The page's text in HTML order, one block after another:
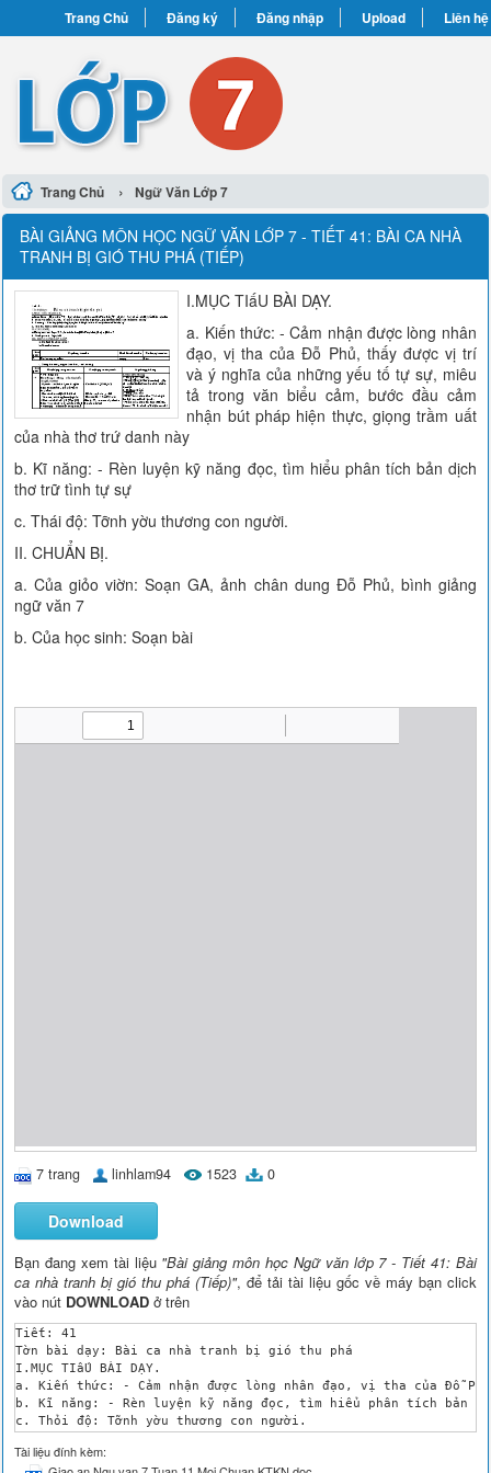
Trang Chủ Đăng ký Đăng nhập Upload Liên hệ
Trang Chủ › Ngữ Văn Lớp 7
BÀI GIẢNG MÔN HỌC NGỮ VĂN LỚP 7 - TIẾT 41: BÀI CA NHÀ
TRANH BỊ GIÓ THU PHÁ (TIẾP)
I.MỤC TIấU BÀI DẠY.
a. Kiến thức: - Cảm nhận được lòng nhân
đạo, vị tha của Đỗ Phủ, thấy được vị trí
và ý nghĩa của những yếu tố tự sự, miêu
tả trong văn biểu cảm, bước đầu cảm
nhận bút pháp hiện thực, giọng trầm uất
của nhà thơ trứ danh này
b. Kĩ năng: - Rèn luyện kỹ năng đọc, tìm hiểu phân tích bản dịch
thơ trữ tình tự sự
c. Thái độ: Tỡnh yờu thương con người.
II. CHUẨN BỊ.
a. Của giỏo viờn: Soạn GA, ảnh chân dung Đỗ Phủ, bình giảng
ngữ văn 7
b. Của học sinh: Soạn bài
7 trang linhlam94 1523 0
Download
Bạn đang xem tài liệu "Bài giảng môn học Ngữ văn lớp 7 - Tiết 41: Bài
ca nhà tranh bị gió thu phá (Tiếp)", để tải tài liệu gốc về máy bạn click
vào nút DOWNLOAD ở trên
Tiết: 41
Tờn bài dạy: Bài ca nhà tranh bị gió thu phá
I.MỤC TIấU BÀI DẠY.
a. Kiến thức: - Cảm nhận được lòng nhân đạo, vị tha của Đỗ
b. Kĩ năng: - Rèn luyện kỹ năng đọc, tìm hiểu phân tích bản
c. Thỏi độ: Tỡnh yờu thương con người.
II. CHUẨN BỊ.
a. Của giỏo viờn: Soạn GA, ảnh chân dung Đỗ Phủ, bình giảng
Tài liệu đính kèm: